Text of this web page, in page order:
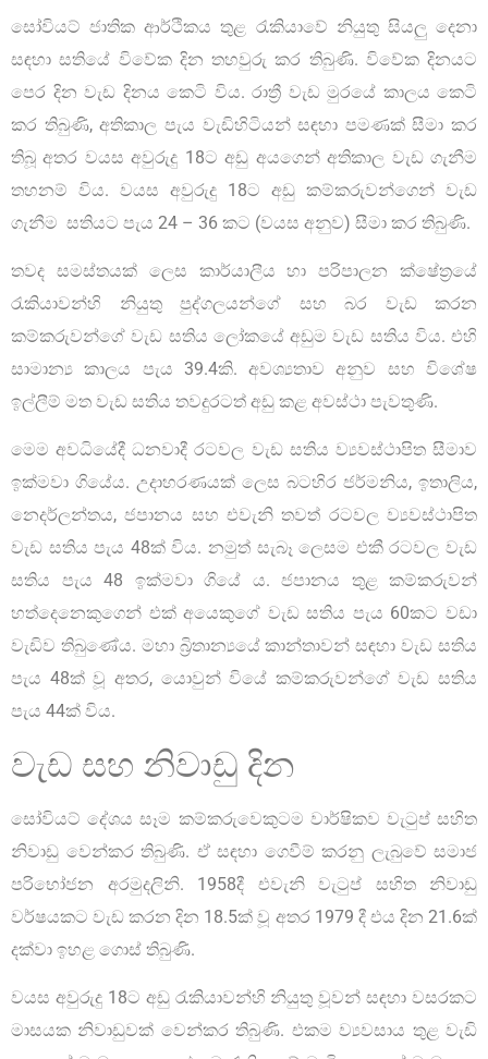
සෝවියට් ජාතික ආර්ථිකය තුළ රැකියාවේ නියුතු සියලු දෙනා
සඳහා සතියේ විවේක දින තහවුරු කර තිබුණි. විවේක දිනයට
පෙර දින වැඩ දිනය කෙටි විය. රාත්‍රී වැඩ මුරයේ කාලය කෙටි
කර තිබුණි, අතිකාල පැය වැඩිහිටියන් සඳහා පමණක් සීමා කර
තිබූ අතර වයස අවුරුදු 18ට අඩු අයගෙන් අතිකාල වැඩ ගැනීම
තහනම් විය. වයස අවුරුදු 18ට අඩු කම්කරුවන්ගෙන් වැඩ
ගැනීම සතියට පැය 24 – 36 කට (වයස අනුව) සීමා කර තිබුණි.
තවද සමස්තයක් ලෙස කාර්යාලීය හා පරිපාලන ක්ෂේත්‍රයේ
රැකියාවන්හි නියුතු පුද්ගලයන්ගේ සහ බර වැඩ කරන
කම්කරුවන්ගේ වැඩ සතිය ලෝකයේ අඩුම වැඩ සතිය විය. එහි
සාමාන්‍ය කාලය පැය 39.4කි. අවශ්‍යතාව අනුව සහ විශේෂ
ඉල්ලීම් මත වැඩ සතිය තවදුරටත් අඩු කළ අවස්ථා පැවතුණි.
මෙම අවධියේදී ධනවාදී රටවල වැඩ සතිය ව්‍යවස්ථාපිත සීමාව
ඉක්මවා ගියේය. උදාහරණයක් ලෙස බටහිර ජර්මනිය, ඉතාලිය,
නෙදර්ලන්තය, ජපානය සහ එවැනි තවත් රටවල ව්‍යවස්ථාපිත
වැඩ සතිය පැය 48ක් විය. නමුත් සැබෑ ලෙසම එකී රටවල වැඩ
සතිය පැය 48 ඉක්මවා ගියේ ය. ජපානය තුළ කම්කරුවන්
හත්දෙනෙකුගෙන් එක් අයෙකුගේ වැඩ සතිය පැය 60කට වඩා
වැඩිව තිබුණේය. මහා බ්‍රිතාන්‍යයේ කාන්තාවන් සඳහා වැඩ සතිය
පැය 48ක් වූ අතර, යොවුන් වියේ කම්කරුවන්ගේ වැඩ සතිය
පැය 44ක් විය.
වැඩ සහ නිවාඩු දින
සෝවියට් දේශය සෑම කම්කරුවෙකුටම වාර්ෂිකව වැටුප් සහිත
නිවාඩු වෙන්කර තිබුණි. ඒ සඳහා ගෙවීම් කරනු ලැබුවේ සමාජ
පරිභෝජන අරමුදලිනි. 1958දී එවැනි වැටුප් සහිත නිවාඩු
වර්ෂයකට වැඩ කරන දින 18.5ක් වූ අතර 1979 දී එය දින 21.6ක්
දක්වා ඉහළ ගොස් තිබුණි.
වයස අවුරුදු 18ට අඩු රැකියාවන්හි නියුතු වූවන් සඳහා වසරකට
මාසයක නිවාඩුවක් වෙන්කර තිබුණි. එකම ව්‍යවසාය තුළ වැඩි